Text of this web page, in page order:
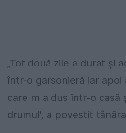
„Tot două zile a durat și
într-o garsonieră iar apoi
care m a dus într-o casă
drumul', a povestit